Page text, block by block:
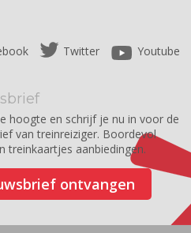
Twitter Youtube
hoogte en schrijf je nu in voor de
van treinreiziger. Boordevol
treinkaartjes aanbiedingen.
ontvangen